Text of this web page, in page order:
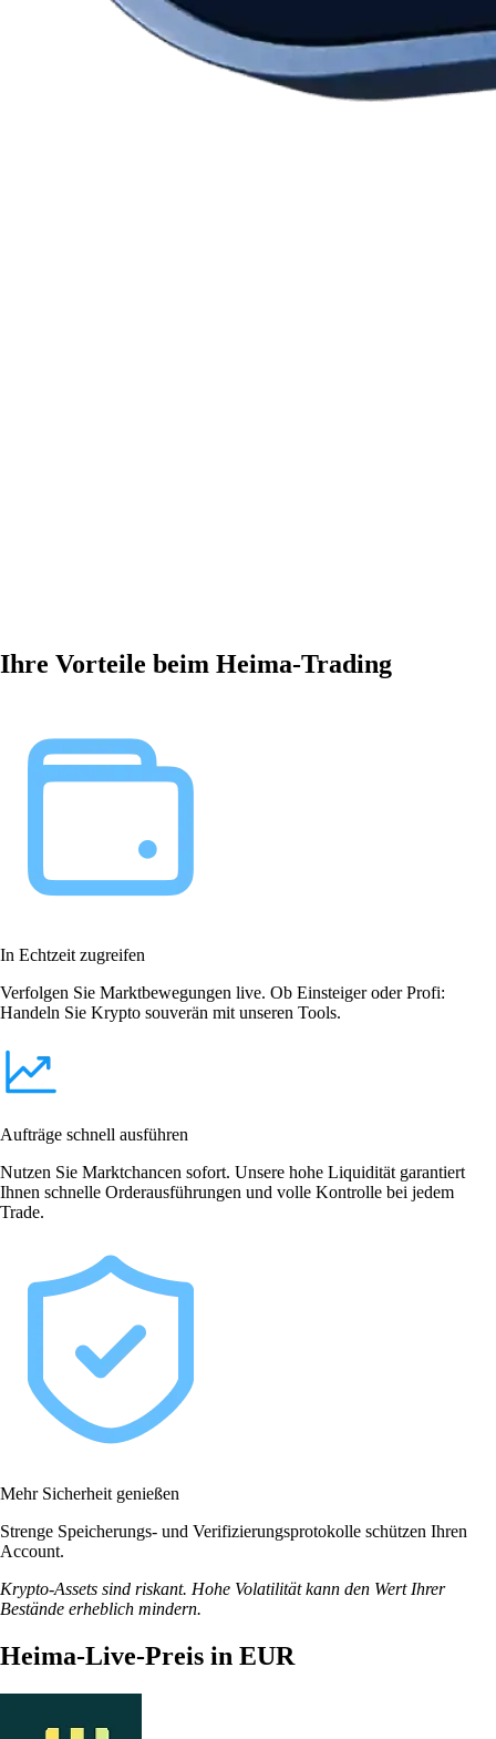
Ihre Vorteile beim Heima-Trading
In Echtzeit zugreifen
Verfolgen Sie Marktbewegungen live. Ob Einsteiger oder Profi:
Handeln Sie Krypto souverän mit unseren Tools.
Aufträge schnell ausführen
Nutzen Sie Marktchancen sofort. Unsere hohe Liquidität garantiert
Ihnen schnelle Orderausführungen und volle Kontrolle bei jedem
Trade.
Mehr Sicherheit genießen
Strenge Speicherungs- und Verifizierungsprotokolle schützen Ihren
Account.
Krypto-Assets sind riskant. Hohe Volatilität kann den Wert Ihrer
Bestände erheblich mindern.
Heima-Live-Preis in EUR